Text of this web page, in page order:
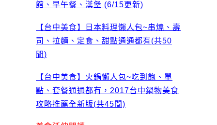
館、早午餐、漢堡 (6/15更新)
【台中美食】日本料理懶人包~串燒、壽
司、拉麵、定食、甜點通通都有(共50
間)
【台中美食】火鍋懶人包~吃到飽、單
點、套餐通通都有，2017台中鍋物美食
攻略推薦全新版(共45間)